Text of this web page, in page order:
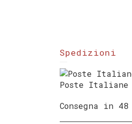
Spedizioni
Poste Italiane
Consegna in